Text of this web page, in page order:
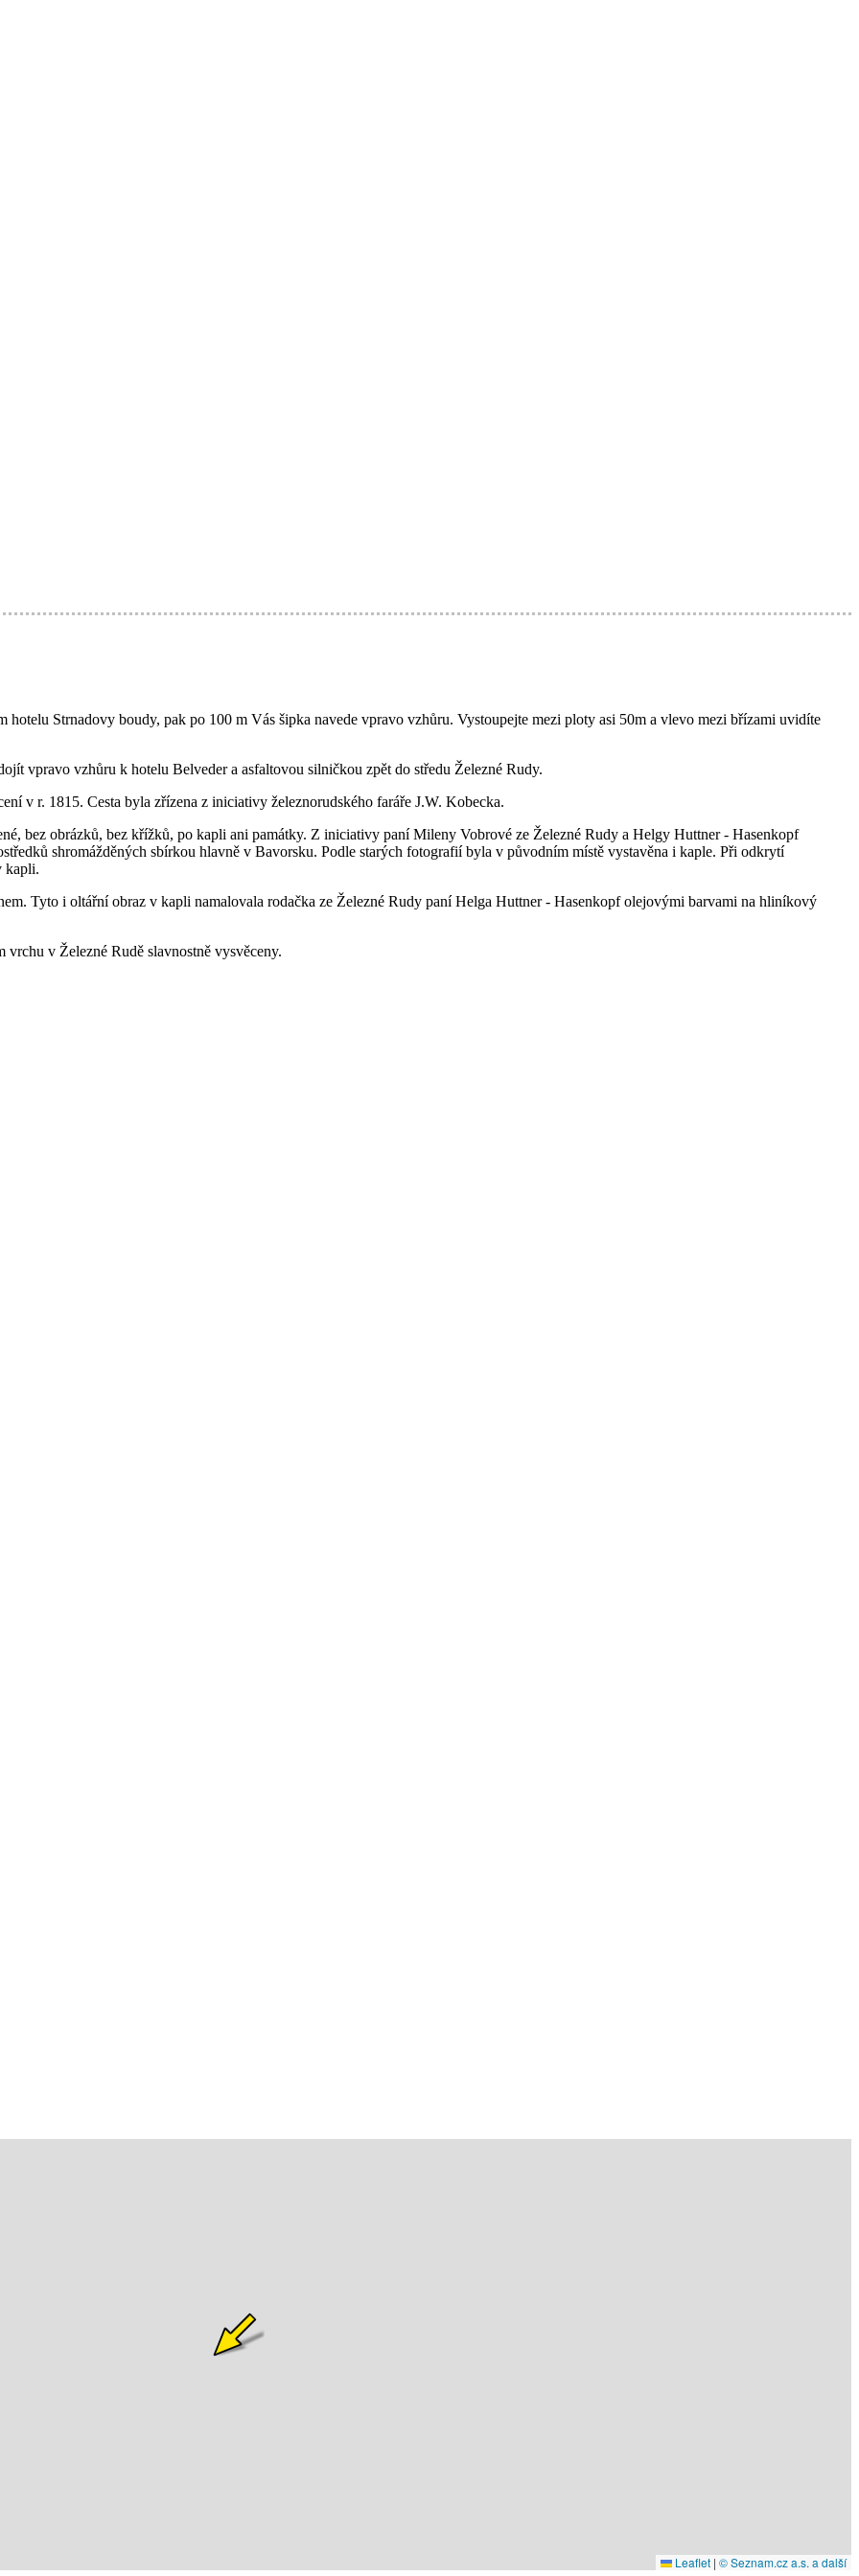
hotelu Strnadovy boudy, pak po 100 m Vás šipka navede vpravo vzhůru. Vystoupejte mezi ploty asi 50m a vlevo mezi břízami uvidíte
vpravo vzhůru k hotelu Belveder a asfaltovou silničkou zpět do středu Železné Rudy.
v r. 1815. Cesta byla zřízena z iniciativy železnorudského faráře J.W. Kobecka.
bez obrázků, bez křížků, po kapli ani památky. Z iniciativy paní Mileny Vobrové ze Železné Rudy a Helgy Huttner - Hasenkopf
shromážděných sbírkou hlavně v Bavorsku. Podle starých fotografií byla v původním místě vystavěna i kaple. Při odkrytí
kapli.
Tyto i oltářní obraz v kapli namalovala rodačka ze Železné Rudy paní Helga Huttner - Hasenkopf olejovými barvami na hliníkový
v Železné Rudě slavnostně vysvěceny.